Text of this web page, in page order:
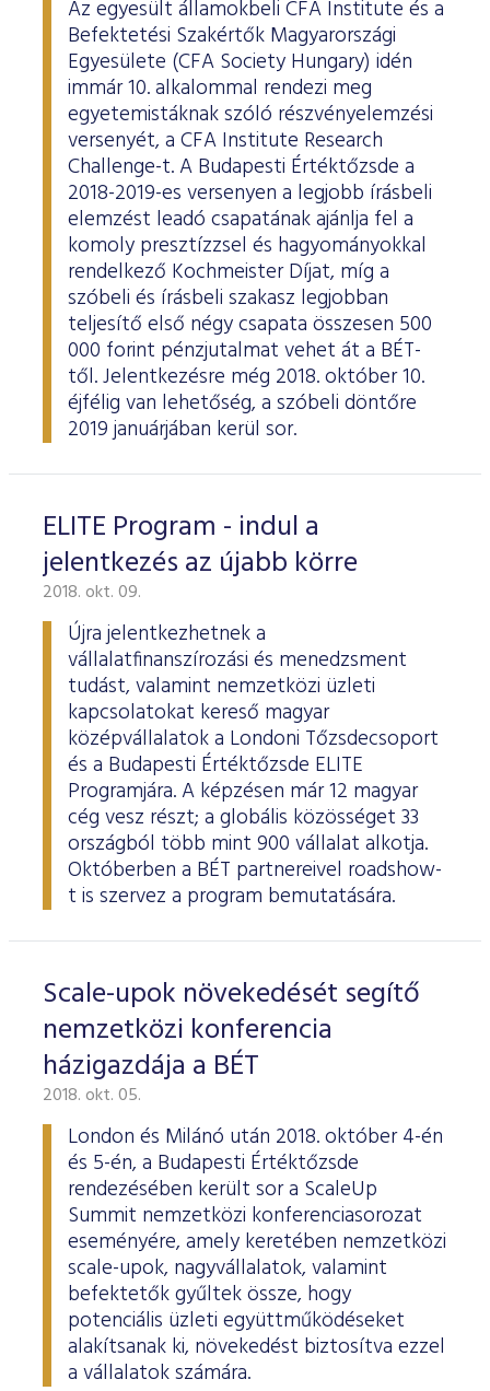
Az egyesült államokbeli CFA Institute és a
Befektetési Szakértők Magyarországi
Egyesülete (CFA Society Hungary) idén
immár 10. alkalommal rendezi meg
egyetemistáknak szóló részvényelemzési
versenyét, a CFA Institute Research
Challenge-t. A Budapesti Értéktőzsde a
2018-2019-es versenyen a legjobb írásbeli
elemzést leadó csapatának ajánlja fel a
komoly presztízzsel és hagyományokkal
rendelkező Kochmeister Díjat, míg a
szóbeli és írásbeli szakasz legjobban
teljesítő első négy csapata összesen 500
000 forint pénzjutalmat vehet át a BÉT-
től. Jelentkezésre még 2018. október 10.
éjfélig van lehetőség, a szóbeli döntőre
2019 januárjában kerül sor.
ELITE Program - indul a
jelentkezés az újabb körre
2018. okt. 09.
Újra jelentkezhetnek a
vállalatfinanszírozási és menedzsment
tudást, valamint nemzetközi üzleti
kapcsolatokat kereső magyar
középvállalatok a Londoni Tőzsdecsoport
és a Budapesti Értéktőzsde ELITE
Programjára. A képzésen már 12 magyar
cég vesz részt; a globális közösséget 33
országból több mint 900 vállalat alkotja.
Októberben a BÉT partnereivel roadshow-
t is szervez a program bemutatására.
Scale-upok növekedését segítő
nemzetközi konferencia
házigazdája a BÉT
2018. okt. 05.
London és Milánó után 2018. október 4-én
és 5-én, a Budapesti Értéktőzsde
rendezésében került sor a ScaleUp
Summit nemzetközi konferenciasorozat
eseményére, amely keretében nemzetközi
scale-upok, nagyvállalatok, valamint
befektetők gyűltek össze, hogy
potenciális üzleti együttműködéseket
alakítsanak ki, növekedést biztosítva ezzel
a vállalatok számára.